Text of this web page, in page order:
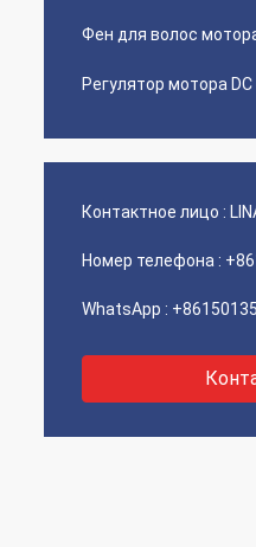
Фен для волос
Регулятор мотора
Контактное лицо :
Номер телефона :
WhatsApp :